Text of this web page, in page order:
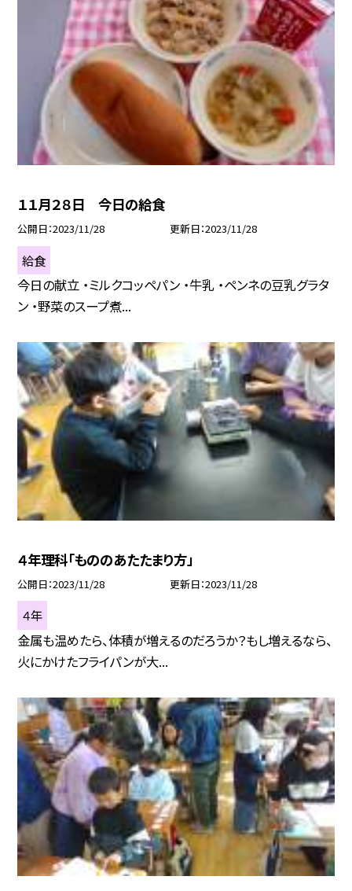
１１月２８日 今日の給食
公開日 2023/11/28 更新日 2023/11/28
給食
今日の献立 ・ミルクコッペパン ・牛乳 ・ペンネの豆乳グラタ
ン ・野菜のスープ煮...
４年理科「もののあたたまり方」
公開日 2023/11/28 更新日 2023/11/28
４年
金属も温めたら、体積が増えるのだろうか？もし増えるなら、
火にかけたフライパンが大...